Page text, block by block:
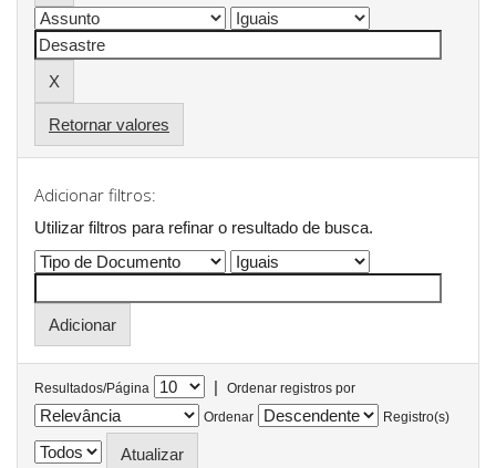
Retornar valores
Adicionar filtros:
Utilizar filtros para refinar o resultado de busca.
Resultados/Página |
Ordenar registros por
Ordenar
Registro(s)